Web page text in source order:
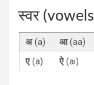
स्वर
अ(a) आ(aa)
ए(a) ऐ(ai)